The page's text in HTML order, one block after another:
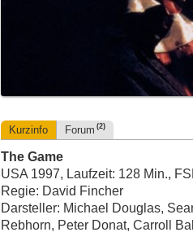
Kurzinfo Forum (2)
The Game
USA 1997, Laufzeit: 128 Min.,
Regie: David Fincher
Darsteller: Michael Douglas,
Rebhorn, Peter Donat, Carroll